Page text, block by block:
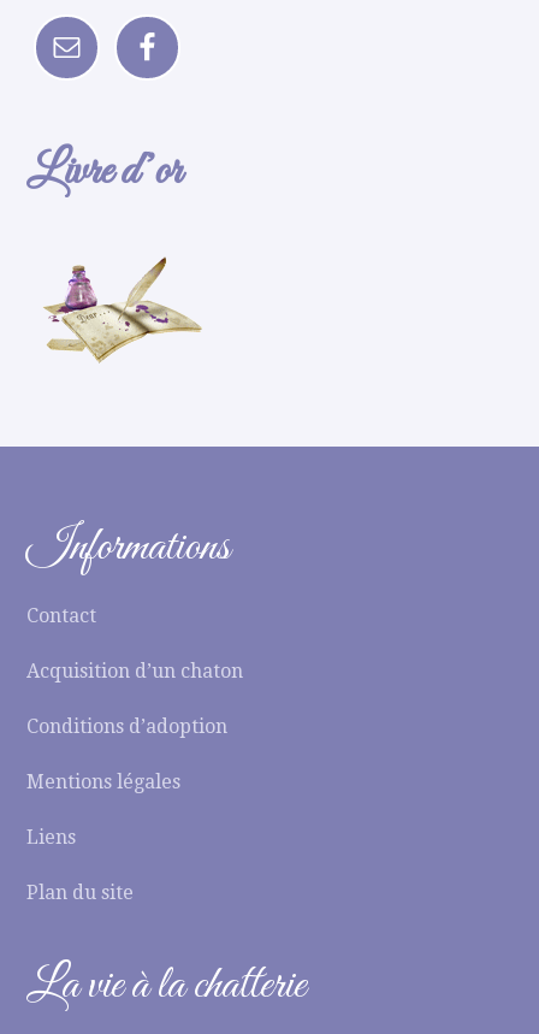
Livre d’or
Informations
Contact
Acquisition d’un chaton
Conditions d’adoption
Mentions légales
Liens
Plan du site
La vie à la chatterie